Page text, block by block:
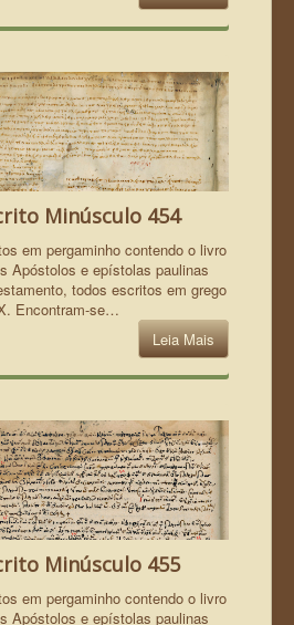
Minúsculo 454
em pergaminho contendo o livro
Apóstolos e epístolas paulinas
todos escritos em grego
Encontram-se…
Leia Mais
Minúsculo 455
em pergaminho contendo o livro
Apóstolos e epístolas paulinas